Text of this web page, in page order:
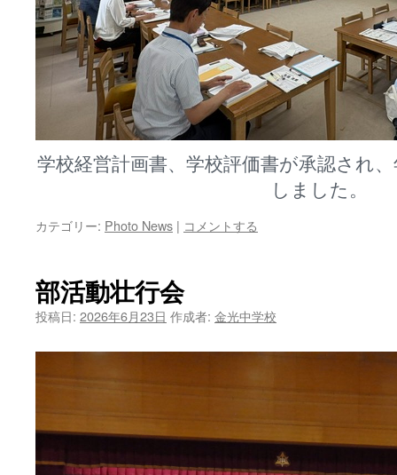
学校経営計画書、学校評価書が承認され
しました。
カテゴリー: Photo News | コメントする
部活動壮行会
投稿日: 2026年6月23日 作成者: 金光中学校